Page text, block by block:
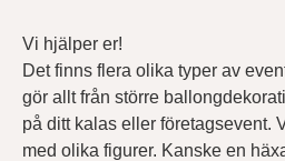
Vi hjälper er!
Det finns flera olika typer av
gör allt från större
på ditt kalas eller företagsevent.
med olika figurer. Kanske en